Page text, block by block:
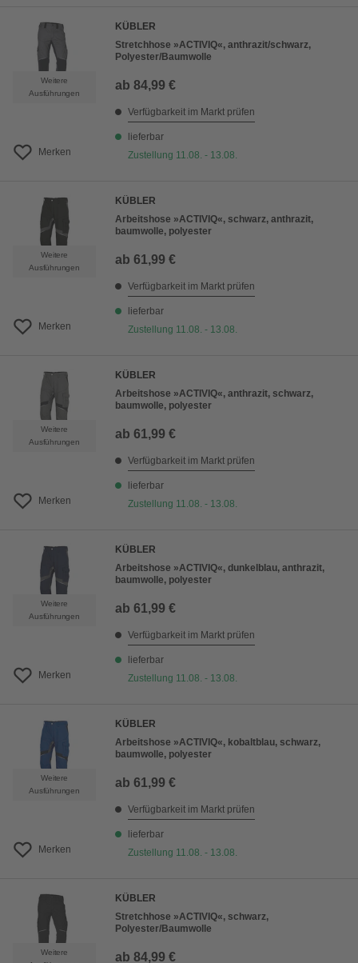
Weitere
Ausführungen
Merken
KÜBLER
Stretchhose »ACTIVIQ«, anthrazit/schwarz,
Polyester/Baumwolle
ab 84,99 €
Verfügbarkeit im Markt prüfen
lieferbar
Zustellung 11.08. - 13.08.
Weitere
Ausführungen
Merken
KÜBLER
Arbeitshose »ACTIVIQ«, schwarz, anthrazit,
baumwolle, polyester
ab 61,99 €
Verfügbarkeit im Markt prüfen
lieferbar
Zustellung 11.08. - 13.08.
Weitere
Ausführungen
Merken
KÜBLER
Arbeitshose »ACTIVIQ«, anthrazit, schwarz,
baumwolle, polyester
ab 61,99 €
Verfügbarkeit im Markt prüfen
lieferbar
Zustellung 11.08. - 13.08.
Weitere
Ausführungen
Merken
KÜBLER
Arbeitshose »ACTIVIQ«, dunkelblau, anthrazit,
baumwolle, polyester
ab 61,99 €
Verfügbarkeit im Markt prüfen
lieferbar
Zustellung 11.08. - 13.08.
Weitere
Ausführungen
Merken
KÜBLER
Arbeitshose »ACTIVIQ«, kobaltblau, schwarz,
baumwolle, polyester
ab 61,99 €
Verfügbarkeit im Markt prüfen
lieferbar
Zustellung 11.08. - 13.08.
Weitere
KÜBLER
Stretchhose »ACTIVIQ«, schwarz,
Polyester/Baumwolle
ab 84,99 €